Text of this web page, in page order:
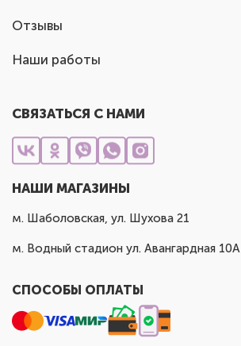
Отзывы
Наши работы
СВЯЗАТЬСЯ С НАМИ
НАШИ МАГАЗИНЫ
м. Шаболовская, ул. Шухова 21
м. Водный стадион ул. Авангардная 10А
СПОСОБЫ ОПЛАТЫ